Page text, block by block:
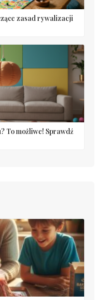
zasad rywalizacji
To możliwe! Sprawdź